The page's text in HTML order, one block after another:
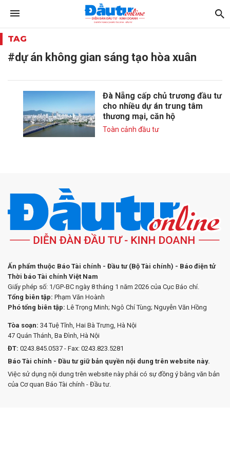
TAG
#dự án không gian sáng tạo hòa xuân
Đà Nẵng cấp chủ trương đầu tư
cho nhiều dự án trung tâm
thương mại, căn hộ
Toàn cảnh đầu tư
Ấn phẩm thuộc Báo Tài chính - Đầu tư (Bộ Tài chính) - Báo điện tử
Thời báo Tài chính Việt Nam
Giấy phép số: 1/GP-BC ngày 8 tháng 1 năm 2026 của Cục Báo chí.
Tổng biên tập: Phạm Văn Hoành
Phó tổng biên tập: Lê Trọng Minh; Ngô Chí Tùng; Nguyễn Văn Hồng
Tòa soạn: 34 Tuệ Tĩnh, Hai Bà Trưng, Hà Nội
47 Quán Thánh, Ba Đình, Hà Nội
ĐT: 0243.845.0537 - Fax: 0243.823.5281
Báo Tài chính - Đầu tư giữ bản quyền nội dung trên website này.
Việc sử dụng nội dung trên website này phải có sự đồng ý bằng văn bản
của Cơ quan Báo Tài chính - Đầu tư.